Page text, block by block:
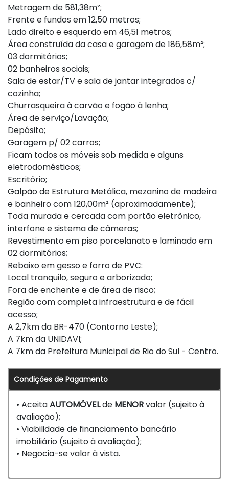
Metragem de 581,38m²;
Frente e fundos em 12,50 metros;
Lado direito e esquerdo em 46,51 metros;
Área construída da casa e garagem de 186,58m²;
03 dormitórios;
02 banheiros sociais;
Sala de estar/TV e sala de jantar integrados c/
cozinha;
Churrasqueira à carvão e fogão à lenha;
Área de serviço/Lavação;
Depósito;
Garagem p/ 02 carros;
Ficam todos os móveis sob medida e alguns
eletrodomésticos;
Escritório;
Galpão de Estrutura Metálica, mezanino de madeira
e banheiro com 120,00m² (aproximadamente);
Toda murada e cercada com portão eletrônico,
interfone e sistema de câmeras;
Revestimento em piso porcelanato e laminado em
02 dormitórios;
Rebaixo em gesso e forro de PVC:
Local tranquilo, seguro e arborizado;
Fora de enchente e de área de risco;
Região com completa infraestrutura e de fácil
acesso;
A 2,7km da BR-470 (Contorno Leste);
A 7km da UNIDAVI;
A 7km da Prefeitura Municipal de Rio do Sul - Centro.
Condições de Pagamento
• AceitaAUTOMÓVELde MENORvalor (sujeito à
avaliação);
• Viabilidade de financiamento bancário
imobiliário (sujeito à avaliação);
• Negocia-se valor à vista.